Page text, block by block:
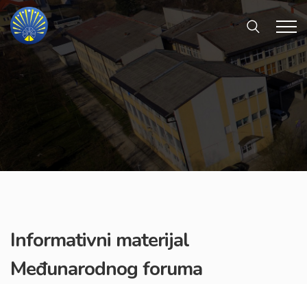
Informativni materijal
Međunarodnog foruma